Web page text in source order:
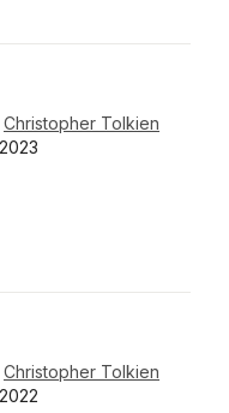
Christopher Tolkien
Christopher Tolkien